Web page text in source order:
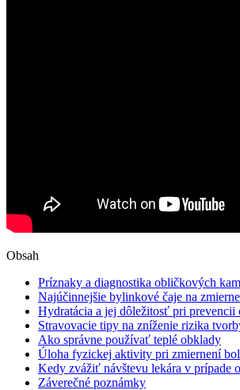
Obsah
Príznaky a diagnostika obličkových
Najúčinnejšie bylinkové čaje na
Hydratácia a jej dôležitosť pri
Stravovacie tipy na zníženie rizika
Ako správne používať teplé obklady
Úloha fyzickej aktivity pri zmiernení
Kedy zvážiť návštevu lekára v prípade
Záverečné poznámky